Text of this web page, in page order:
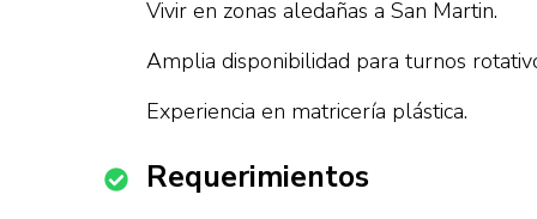
Vivir en zonas aledañas a San Martin.
Amplia disponibilidad para turnos
Experiencia en matricería plástica.
Requerimientos